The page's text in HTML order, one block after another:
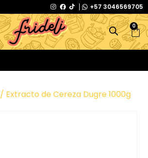
+57 3046569705
0
/ Extracto de Cereza Dugre 1000g